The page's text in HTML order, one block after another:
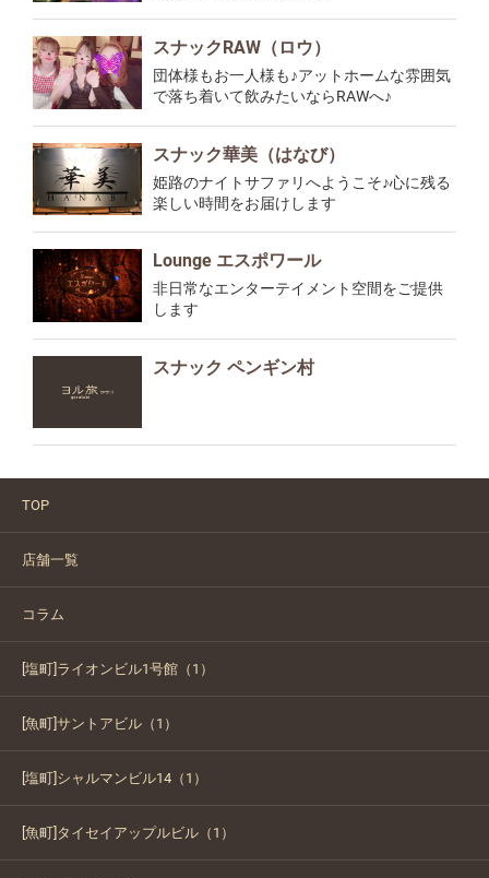
スナックRAW（ロウ）
団体様もお一人様も♪アットホームな雰囲気
で落ち着いて飲みたいならRAWへ♪
スナック華美（はなび）
姫路のナイトサファリへようこそ♪心に残る
楽しい時間をお届けします
Lounge エスポワール
非日常なエンターテイメント空間をご提供
します
スナック ペンギン村
TOP
店舗一覧
コラム
[塩町]ライオンビル1号館（1）
[魚町]サントアビル（1）
[塩町]シャルマンビル14（1）
[魚町]タイセイアップルビル（1）